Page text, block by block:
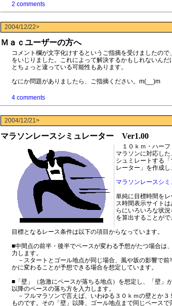
2 comments
2004/12/22>
Ｍａｃユーザーの方へ
コメント欄が文字化けするというご指摘を受けましたので
をいじりました。これによって解決するかもしれないん
とちょっと違っている可能性もあります。
なにか問題がありましたら、ご指摘ください。m(__)m
4 comments
2004/12/21>
マラソンレースシミュレーター Ver1.00
１０ｋｍ・ハーフ
マラソンに対応し
シュミレートする
レーター」を作成し
マラソンレースシ
単純に目標時間を
ス時間表示サイト
らにいろいろな状
を算出することがで
目標となるレース条件は以下の項目からなっています。
■中間点の前半・後半でペースが変わる予想がたつ場合は
力します。
－スタートとゴール地点が同じ場合、風や坂の影響で前
かに変わることが予想できる場合を想定しています。
■「壁」（急激にペースが落ちる地点）を想定し、「壁」
以降のペースの落ち方を入力します。
－フルマラソンで言えば、いわゆる３０ｋｍの壁とか３
ものです。その「壁」以降、ゴール地点まで同じペースで